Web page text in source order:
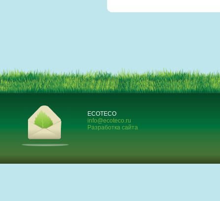
ECOTECO
info@ecoteco.ru
Разработка сайта